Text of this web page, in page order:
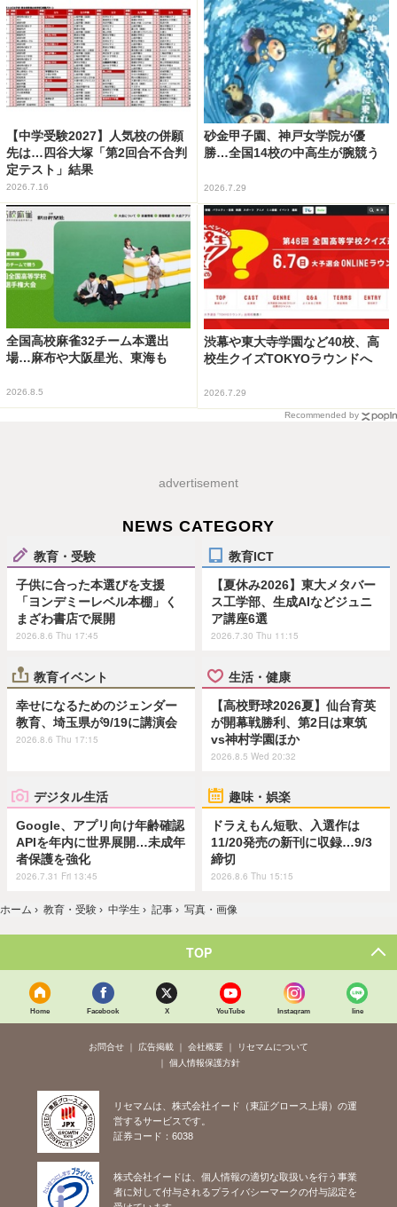
【中学受験2027】人気校の併願
先は…四谷大塚「第2回合不合判
定テスト」結果
2026.7.16
砂金甲子園、神戸女学院が優
勝…全国14校の中高生が腕競う
2026.7.29
全国高校麻雀32チーム本選出
場…麻布や大阪星光、東海も
2026.8.5
渋幕や東大寺学園など40校、高
校生クイズTOKYOラウンドへ
2026.7.29
Recommended by
advertisement
NEWS CATEGORY
教育・受験
子供に合った本選びを支援
「ヨンデミーレベル本棚」く
まざわ書店で展開
2026.8.6 Thu 17:45
教育ICT
【夏休み2026】東大メタバー
ス工学部、生成AIなどジュニ
ア講座6選
2026.7.30 Thu 11:15
教育イベント
幸せになるためのジェンダー
教育、埼玉県が9/19に講演会
2026.8.6 Thu 17:15
生活・健康
【高校野球2026夏】仙台育英
が開幕戦勝利、第2日は東筑
vs神村学園ほか
2026.8.5 Wed 20:32
デジタル生活
Google、アプリ向け年齢確認
APIを年内に世界展開…未成年
者保護を強化
2026.7.31 Fri 13:45
趣味・娯楽
ドラえもん短歌、入選作は
11/20発売の新刊に収録…9/3
締切
2026.8.6 Thu 15:15
ホーム › 教育・受験 › 中学生 › 記事 › 写真・画像
TOP
Home Facebook X YouTube Instagram line
お問合せ 広告掲載 会社概要
リセマムについて
個人情報保護方針
リセマムは、株式会社イード（東証グロース上場）の運
営するサービスです。
証券コード：6038
株式会社イードは、個人情報の適切な取扱いを行う事業
者に対して付与されるプライバシーマークの付与認定を